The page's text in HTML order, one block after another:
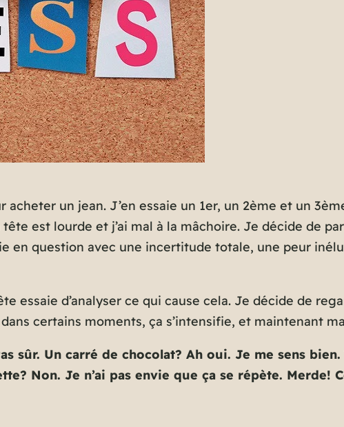
un jean. J’en essaie un 1er, un 2ème et un
est lourde et j’ai mal à la mâchoire. Je décide de
en question avec une incertitude totale, une peur
essaie d’analyser ce qui cause cela. Je décide de
certains moments, ça s’intensifie, et maintenant
sûr. Un carré de chocolat? Ah oui. Je me sens
Non. Je n’ai pas envie que ça se répète. Merde!